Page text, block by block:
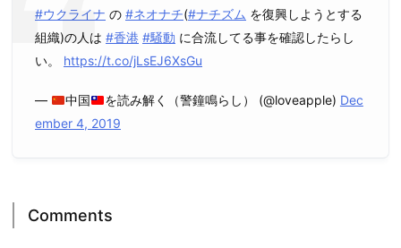
#ウクライナ の #ネオナチ(#ナチズム を復興しようとする
組織)の人は #香港 #騒動 に合流してる事を確認したらし
い。 https://t.co/jLsEJ6XsGu
— 中国 を読み解く（警鐘鳴らし） (@loveapple) Dec
ember 4, 2019
Comments